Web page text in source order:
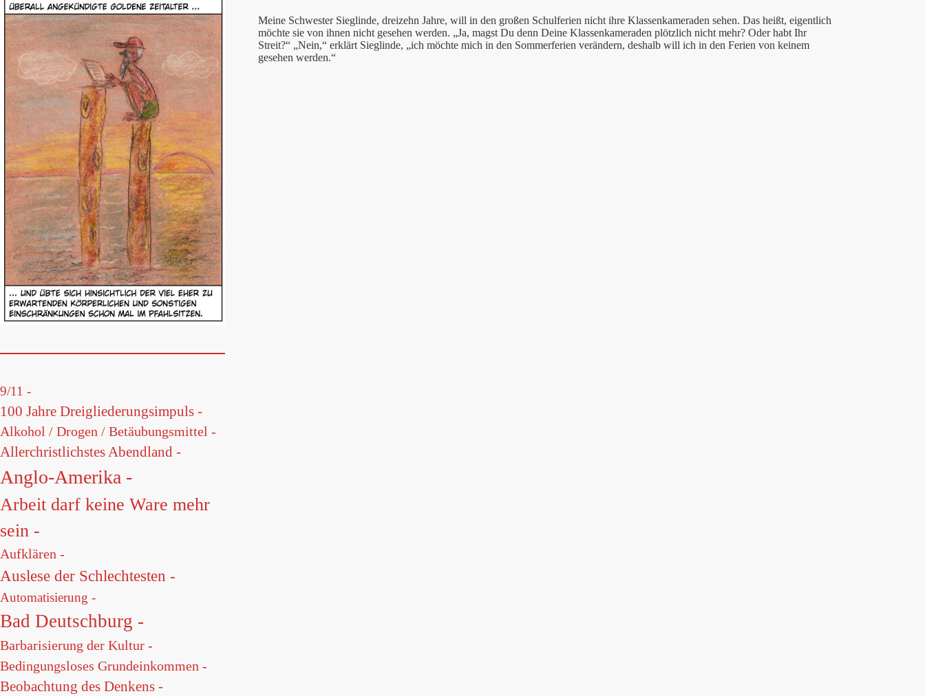
Meine Schwester Sieglinde, dreizehn Jahre, will in den großen Schulferien nicht ihre Klassenkameraden sehen. Das heißt, eigentlich
möchte sie von ihnen nicht gesehen werden. „Ja, magst Du denn Deine Klassenkameraden plötzlich nicht mehr? Oder habt Ihr
Streit?“ „Nein,“ erklärt Sieglinde, „ich möchte mich in den Sommerferien verändern, deshalb will ich in den Ferien von keinem
gesehen werden.“
9/11 -
100 Jahre Dreigliederungsimpuls -
Alkohol / Drogen / Betäubungsmittel -
Allerchristlichstes Abendland -
Anglo-Amerika -
Arbeit darf keine Ware mehr
sein -
Aufklären -
Auslese der Schlechtesten -
Automatisierung -
Bad Deutschburg -
Barbarisierung der Kultur -
Bedingungsloses Grundeinkommen -
Beobachtung des Denkens -